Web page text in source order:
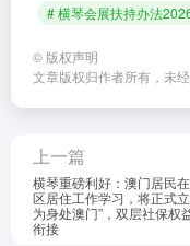
# 横琴会展扶持办法
© 版权声明
文章版权归作者所有，未经
上一篇
横琴重磅利好：澳门居民
区居住工作学习，将正式
为身处澳门”，双层社保权
衔接